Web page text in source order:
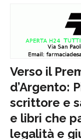
Verso il
d’Argento:
scrittore e
e libri che
legalità e